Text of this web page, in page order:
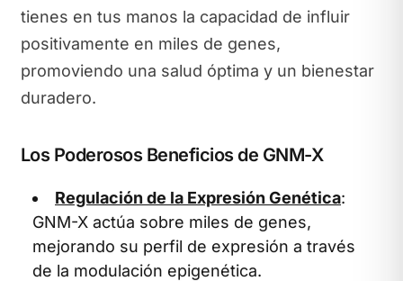
tienes en tus manos la capacidad de influir
positivamente en miles de genes,
promoviendo una salud óptima y un bienestar
duradero.
Los Poderosos Beneficios de GNM-X
Regulación de la Expresión Genética:
GNM-X actúa sobre miles de genes,
mejorando su perfil de expresión a través
de la modulación epigenética.